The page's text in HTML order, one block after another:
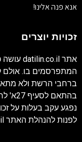
אנו עושים כל מאמץ
זכויות יוצרים
אתרdatilin.co.ilעושה
המתפרסמים בו. אולם
ברחבי הרשת ולא